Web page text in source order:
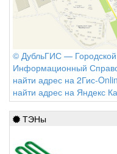
© ДубльГИС — Городской
Информационный
найти адрес на 2Гис-
найти адрес на Яндекс
ТЭНы